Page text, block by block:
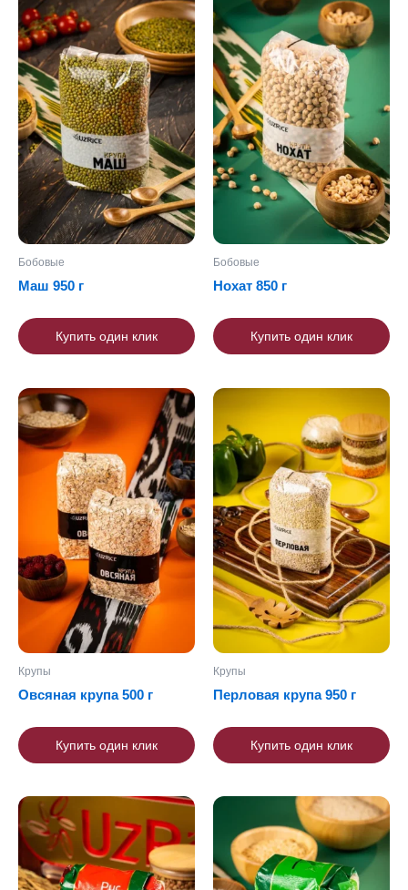
Бобовые
Маш 950 г
Купить один клик
Бобовые
Нохат 850 г
Купить один клик
Крупы
Овсяная крупа 500 г
Купить один клик
Крупы
Перловая крупа 950 г
Купить один клик